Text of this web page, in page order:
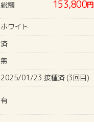
総額
153,800円
ホワイト
済
無
2025/01/23 接種済 (3回目)
有